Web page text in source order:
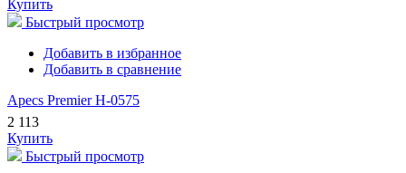
Купить
Быстрый просмотр
Добавить в избранное
Добавить в сравнение
Apecs Premier H-0575
2 113
Купить
Быстрый просмотр